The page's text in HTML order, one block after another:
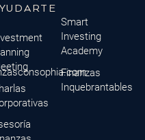
Smart
Investing
Academy
Finanzas
Inquebrantables